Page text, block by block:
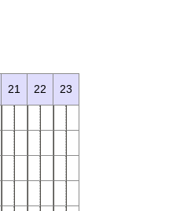
21 22 23